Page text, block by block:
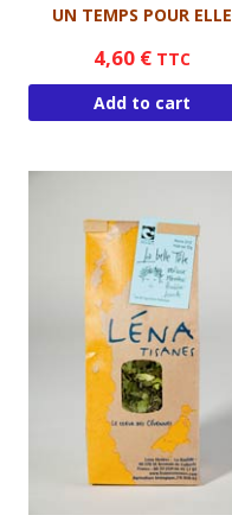
UN TEMPS POUR ELLE
4,60 € TTC
Add to cart